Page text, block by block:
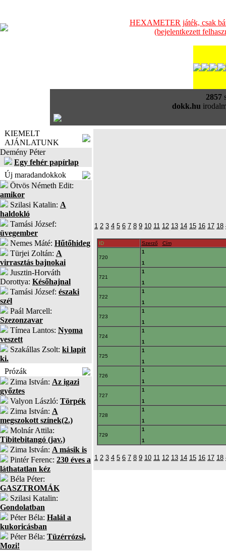
HEXAMETER játék, csak
(bejelentkezett
2857
dokk.hu
KIEMELT
AJÁNLATUNK
Demény Péter
Egy fehér papírlap
Új maradandokkok
Ötvös Németh Edit:
amikor
Szilasi Katalin: A
haldokló
Tamási József:
üvegember
Nemes Máté: Hűtőhideg
Türjei Zoltán: A
virrasztás bajnokai
Jusztin-Horváth
Dorottya: Későhajnal
Tamási József: északi
szél
Paál Marcell:
Szezonzavar
Tímea Lantos: Nyoma
veszett
Szakállas Zsolt: ki lapít
ki.
Prózák
Zima István: Az igazi
győztes
Valyon László: Törpék
Zima István: A
megszokott színek(2.)
Molnár Attila:
Tibitebitangó (jav.)
Zima István: A másik is
Pintér Ferenc: 230 éves a
láthatatlan kéz
Béla Péter:
GASZTROMÁK
Szilasi Katalin:
Gondolatban
Péter Béla: Halál a
kukoricásban
Péter Béla: Tüzérrózsi,
Mozi!
1 2 3 4 5 6 7 8 9 10 11 12 13 14 15 16 17 18
ID Szerző Cím
720
1
1
721
1
1
722
1
1
723
1
1
724
1
1
725
1
1
726
1
1
727
1
1
728
1
1
729
1
1
1 2 3 4 5 6 7 8 9 10 11 12 13 14 15 16 17 18